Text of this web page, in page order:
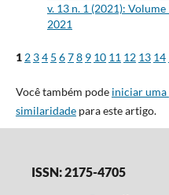
v. 13 n. 1 (2021):
2021
1 2 34 5 678 9 10 11 12 13 14
Você também pode iniciar uma
similaridadepara este artigo.
ISSN: 2175-4705